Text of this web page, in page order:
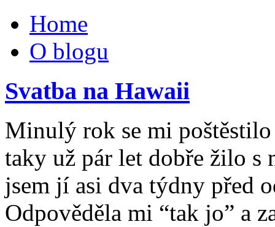
Home
O blogu
Svatba na Hawaii
Minulý rok se mi
taky už pár let dobře žilo
jsem jí asi dva týdny před
Odpověděla mi “tak jo” a